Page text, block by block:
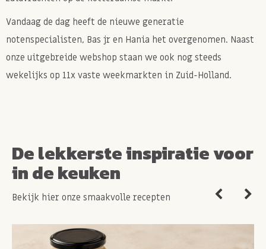
Vandaag de dag heeft de nieuwe generatie
notenspecialisten, Bas jr en Hania het overgenomen. Naast
onze uitgebreide webshop staan we ook nog steeds
wekelijks op 11x vaste weekmarkten in Zuid-Holland.
De lekkerste inspiratie voor
in de keuken
Bekijk hier onze smaakvolle recepten